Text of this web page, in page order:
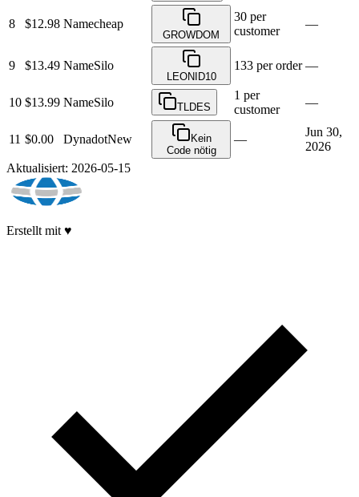
8 $12.98 Namecheap
GROWDOM
30 per
customer
—
9 $13.49 NameSilo
LEONID10
133 per order —
10 $13.99 NameSilo TLDES
1 per
customer
—
11 $0.00 DynadotNew
Kein
Code nötig
—
Jun 30,
2026
Aktualisiert: 2026-05-15
Erstellt mit ♥